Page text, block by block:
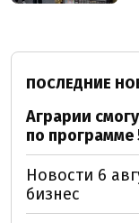
ПОСЛЕДНИЕ
Аграрии
по программе
Новости 6
бизнес